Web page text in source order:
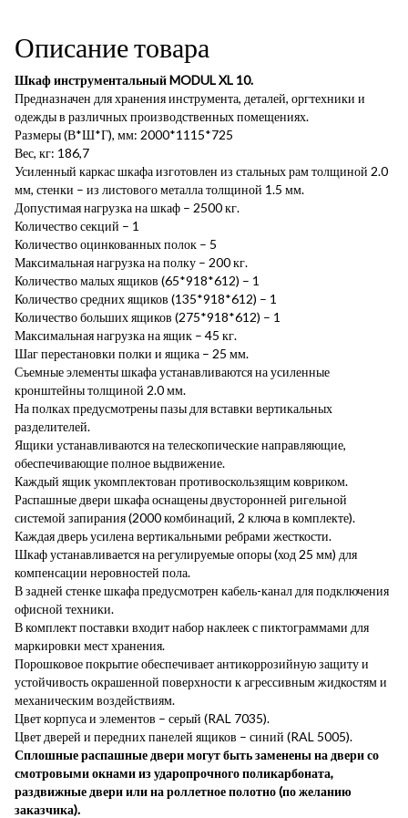
Описание товара
Шкаф инструментальный MODUL XL 10.
Предназначен для хранения инструмента, деталей, оргтехники и
одежды в различных производственных помещениях.
Размеры (В*Ш*Г), мм: 2000*1115*725
Вес, кг: 186,7
Усиленный каркас шкафа изготовлен из стальных рам толщиной 2.0
мм, стенки – из листового металла толщиной 1.5 мм.
Допустимая нагрузка на шкаф – 2500 кг.
Количество секций – 1
Количество оцинкованных полок – 5
Максимальная нагрузка на полку – 200 кг.
Количество малых ящиков (65*918*612) – 1
Количество средних ящиков (135*918*612) – 1
Количество больших ящиков (275*918*612) – 1
Максимальная нагрузка на ящик – 45 кг.
Шаг перестановки полки и ящика – 25 мм.
Съемные элементы шкафа устанавливаются на усиленные
кронштейны толщиной 2.0 мм.
На полках предусмотрены пазы для вставки вертикальных
разделителей.
Ящики устанавливаются на телескопические направляющие,
обеспечивающие полное выдвижение.
Каждый ящик укомплектован противоскользящим ковриком.
Распашные двери шкафа оснащены двусторонней ригельной
системой запирания (2000 комбинаций, 2 ключа в комплекте).
Каждая дверь усилена вертикальными ребрами жесткости.
Шкаф устанавливается на регулируемые опоры (ход 25 мм) для
компенсации неровностей пола.
В задней стенке шкафа предусмотрен кабель-канал для подключения
офисной техники.
В комплект поставки входит набор наклеек с пиктограммами для
маркировки мест хранения.
Порошковое покрытие обеспечивает антикоррозийную защиту и
устойчивость окрашенной поверхности к агрессивным жидкостям и
механическим воздействиям.
Цвет корпуса и элементов – серый (RAL 7035).
Цвет дверей и передних панелей ящиков – синий (RAL 5005).
Сплошные распашные двери могут быть заменены на двери со
смотровыми окнами из ударопрочного поликарбоната,
раздвижные двери или на роллетное полотно (по желанию
заказчика).